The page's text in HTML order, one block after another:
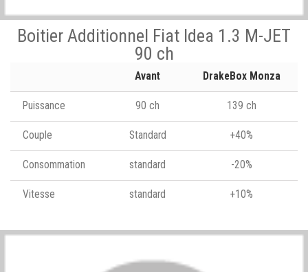
Boitier Additionnel Fiat Idea 1.3 M-JET
90 ch
Avant DrakeBox Monza
Puissance 90 ch 139 ch
Couple Standard +40%
Consommation standard -20%
Vitesse standard +10%